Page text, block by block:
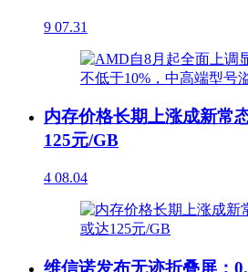
9 07.31
内存价格长期上涨成新常
125元/GB
4 08.04
维信诺发布无迹折叠屏：